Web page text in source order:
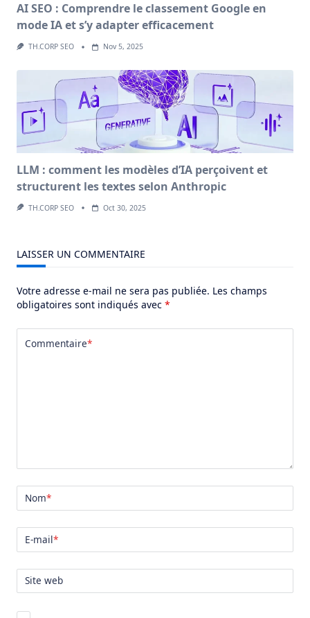
AI SEO : Comprendre le classement Google en
mode IA et s’y adapter efficacement
TH.CORP SEO Nov 5, 2025
LLM : comment les modèles d’IA perçoivent et
structurent les textes selon Anthropic
TH.CORP SEO Oct 30, 2025
LAISSER UN COMMENTAIRE
Votre adresse e-mail ne sera pas publiée. Les champs
obligatoires sont indiqués avec *
Commentaire*
Nom*
E-mail*
Site web